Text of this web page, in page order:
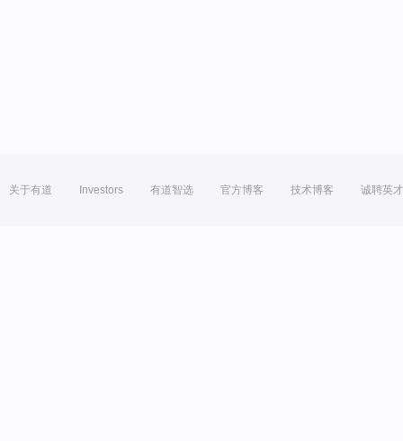
关于有道 Investors 有道智选 官方博客 技术博客 诚聘英才